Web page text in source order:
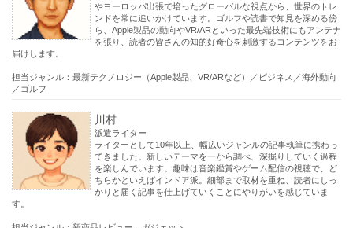
やヨーロッパ出張で培ったグローバルな視点から、世界のトレ
ンドを常に追いかけています。ゴルフや読書で知見を深める傍
ら、Apple製品の動向やVR/ARといった最先端技術にもアンテナ
を張り、読者の皆さんの知的好奇心を刺激するコンテンツをお
届けします。
担当ジャンル：最新テクノロジー（Apple製品、VR/ARなど）／ビジネス／海外動向
／ゴルフ
川村
派遣ライター
ライターとして10年以上、幅広いジャンルの記事執筆に携わっ
てきました。新しいテーマを一から調べ、深掘りしていく過程
を楽しんでいます。趣味は音楽鑑賞やゲーム配信の視聴で、ど
ちらかといえばインドア派。細部まで取材を重ね、読者にしっ
かりと届く記事を仕上げていくことにやりがいを感じていま
す。